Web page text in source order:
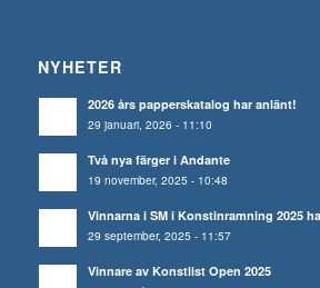
NYHETER
2026 års papperskatalog har anlänt!
29 januari, 2026 - 11:10
Två nya färger i Andante
19 november, 2025 - 10:48
Vinnarna i SM i Konstinramning 2025
29 september, 2025 - 11:57
Vinnare av Konstlist Open 2025